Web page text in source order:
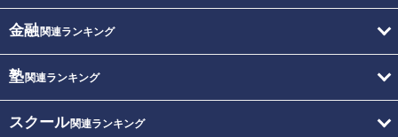
金融関連ランキング
塾関連ランキング
スクール関連ランキング